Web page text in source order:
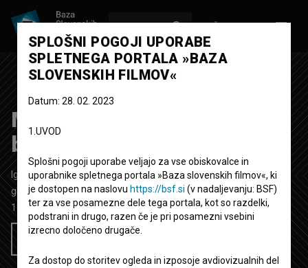
Magnifico ~ In ko enkrat
bom umrl
Igrani video spot
4' 7''
glasbeni
1995
Slovenija
Želim si ogledati ta film
SPLOŠNI POGOJI UPORABE
SPLETNEGA PORTALA »BAZA
SLOVENSKIH FILMOV«
Datum: 28. 02. 2023
1.UVOD
Splošni pogoji uporabe veljajo za vse obiskovalce in
uporabnike spletnega portala »Baza slovenskih filmov«, ki
je dostopen na naslovu https://bsf.si (v nadaljevanju: BSF)
ter za vse posamezne dele tega portala, kot so razdelki,
podstrani in drugo, razen če je pri posamezni vsebini
izrecno določeno drugače.
Za dostop do storitev ogleda in izposoje avdiovizualnih del